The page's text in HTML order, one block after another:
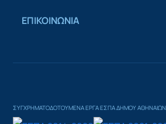
ΕΠΙΚΟΙΝΩΝΙΑ
ΣΥΓΧΡΗΜΑΤΟΔΟΤΟΥΜΕΝΑ ΕΡΓΑ ΕΣΠΑ ΔΗΜΟΥ ΑΘΗΝΑΙΩΝ